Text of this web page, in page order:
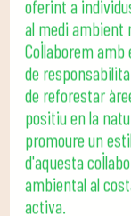
al medi ambient
Col·laborem
de
de reforestar
positiu en la
promoure un
d'aquesta
ambiental al
activa.